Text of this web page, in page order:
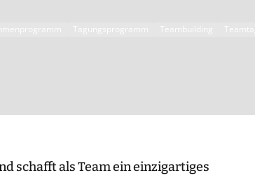
Tagungsprogramm Teambuilding
schafft als Team ein einzigartiges